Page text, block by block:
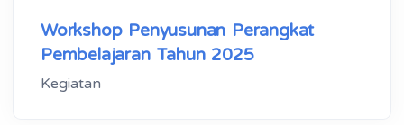
Workshop Penyusunan Perangkat
Pembelajaran Tahun 2025
Kegiatan